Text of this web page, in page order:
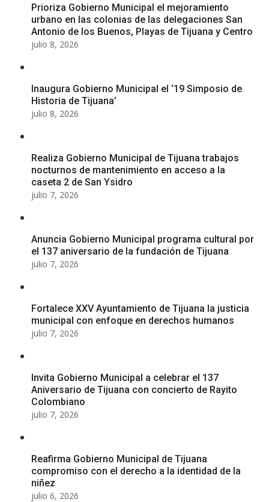
Prioriza Gobierno Municipal el mejoramiento
urbano en las colonias de las delegaciones San
Antonio de los Buenos, Playas de Tijuana y Centro
julio 8, 2026
Inaugura Gobierno Municipal el ‘19 Simposio de
Historia de Tijuana’
julio 8, 2026
Realiza Gobierno Municipal de Tijuana trabajos
nocturnos de mantenimiento en acceso a la
caseta 2 de San Ysidro
julio 7, 2026
Anuncia Gobierno Municipal programa cultural por
el 137 aniversario de la fundación de Tijuana
julio 7, 2026
Fortalece XXV Ayuntamiento de Tijuana la justicia
municipal con enfoque en derechos humanos
julio 7, 2026
Invita Gobierno Municipal a celebrar el 137
Aniversario de Tijuana con concierto de Rayito
Colombiano
julio 7, 2026
Reafirma Gobierno Municipal de Tijuana
compromiso con el derecho a la identidad de la
niñez
julio 6, 2026